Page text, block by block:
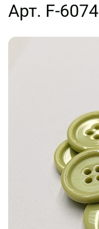
Арт. F-6074